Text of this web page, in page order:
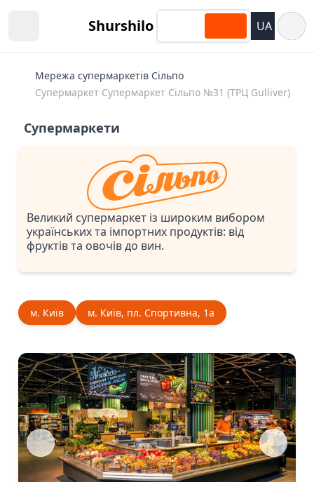
Shurshilo UA
Мережа супермаркетів Сільпо
Супермаркет Супермаркет Сiльпо №31 (ТРЦ Gulliver)
Супермаркети
Великий супермаркет із широким вибором
українських та імпортних продуктів: від
фруктів та овочів до вин.
м. Київ м. Київ, пл. Спортивна, 1а